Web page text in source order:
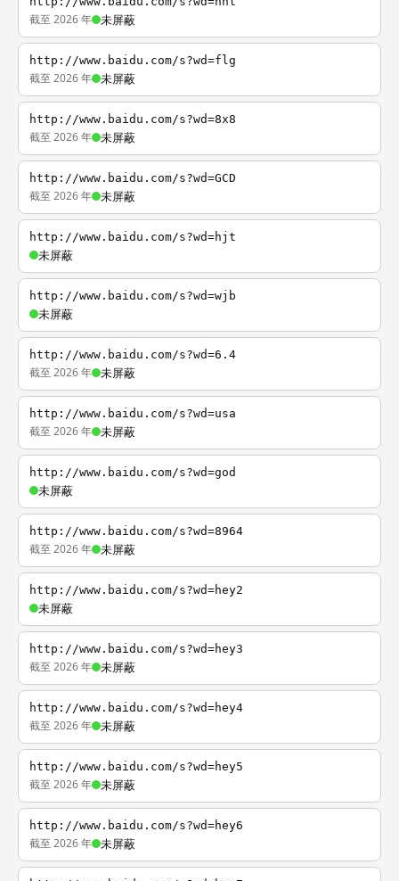
截至 2026 年 未屏蔽
http://www.baidu.com/s?wd=flg
截至 2026 年 未屏蔽
http://www.baidu.com/s?wd=8x8
截至 2026 年 未屏蔽
http://www.baidu.com/s?wd=GCD
截至 2026 年 未屏蔽
http://www.baidu.com/s?wd=hjt
未屏蔽
http://www.baidu.com/s?wd=wjb
未屏蔽
http://www.baidu.com/s?wd=6.4
截至 2026 年 未屏蔽
http://www.baidu.com/s?wd=usa
截至 2026 年 未屏蔽
http://www.baidu.com/s?wd=god
未屏蔽
http://www.baidu.com/s?wd=8964
截至 2026 年 未屏蔽
http://www.baidu.com/s?wd=hey2
未屏蔽
http://www.baidu.com/s?wd=hey3
截至 2026 年 未屏蔽
http://www.baidu.com/s?wd=hey4
截至 2026 年 未屏蔽
http://www.baidu.com/s?wd=hey5
截至 2026 年 未屏蔽
http://www.baidu.com/s?wd=hey6
截至 2026 年 未屏蔽